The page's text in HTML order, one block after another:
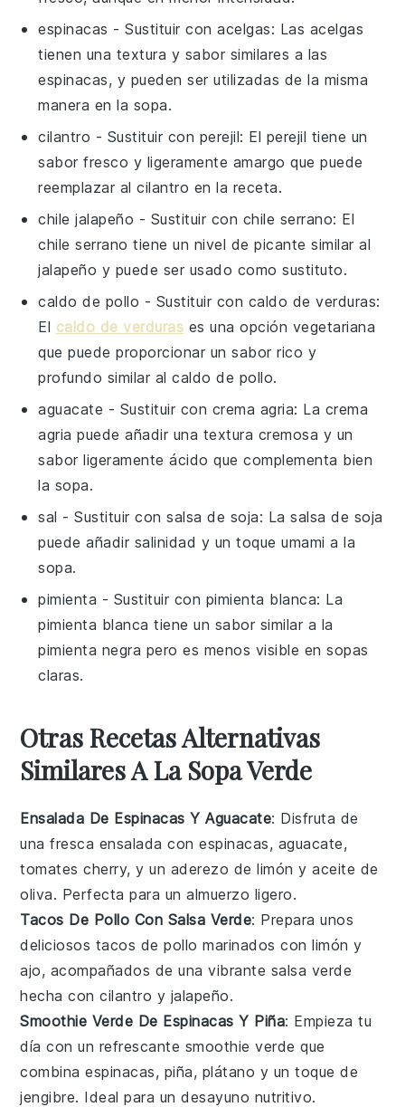
espinacas - Sustituir conacelgas: Las acelgas
tienen una textura y sabor similares a las
espinacas, y pueden ser utilizadas de la misma
manera en la sopa.
cilantro - Sustituir con perejil: El perejil tiene un
sabor fresco y ligeramente amargo que puede
reemplazar al cilantro en la receta.
chile jalapeño - Sustituir con chile serrano: El
chile serrano tiene un nivel de picante similar al
jalapeño y puede ser usado como sustituto.
caldo de pollo - Sustituir con caldo de verduras:
El caldo de verduras es una opción vegetariana
que puede proporcionar un sabor rico y
profundo similar al caldo de pollo.
aguacate - Sustituir con crema agria: La crema
agria puede añadir una textura cremosa y un
sabor ligeramente ácido que complementa bien
la sopa.
sal - Sustituir consalsa de soja: La salsa de soja
puede añadir salinidad y un toque umami a la
sopa.
pimienta - Sustituir con pimienta blanca: La
pimienta blanca tiene un sabor similar a la
pimienta negra pero es menos visible en sopas
claras.
Otras Recetas Alternativas
Similares A La Sopa Verde
Ensalada De Espinacas Y Aguacate: Disfruta de
una fresca ensalada conespinacas, aguacate,
tomates cherry, y un aderezo delimón yaceite de
oliva. Perfecta para un almuerzo ligero.
Tacos De Pollo Con Salsa Verde: Prepara unos
deliciosos tacos depollo marinados conlimón y
ajo, acompañados de una vibrante salsa verde
hecha concilantro y jalapeño.
Smoothie Verde De Espinacas Y Piña: Empieza tu
día con un refrescante smoothie verde que
combinaespinacas, piña, plátano y un toque de
jengibre. Ideal para un desayuno nutritivo.